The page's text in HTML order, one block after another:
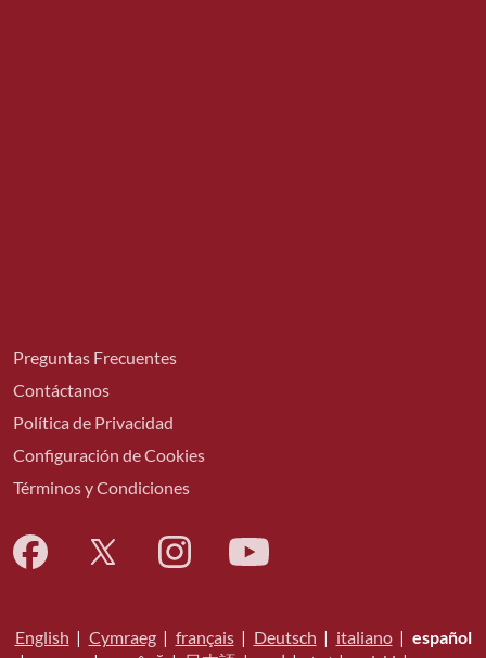
Preguntas Frecuentes
Contáctanos
Política de Privacidad
Configuración de Cookies
Términos y Condiciones
English | Cymraeg| français| Deutsch | italiano| español